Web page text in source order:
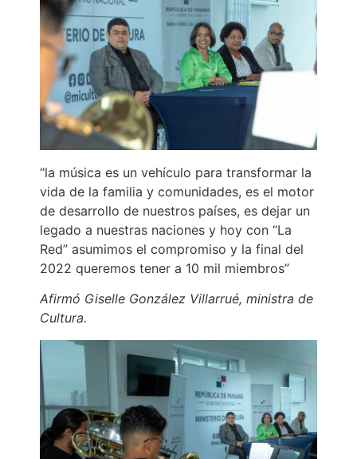
“la música es un vehículo para transformar la
vida de la familia y comunidades, es el motor
de desarrollo de nuestros países, es dejar un
legado a nuestras naciones y hoy con “La
Red” asumimos el compromiso y la final del
2022 queremos tener a 10 mil miembros”
Afirmó Giselle González Villarrué, ministra de
Cultura.